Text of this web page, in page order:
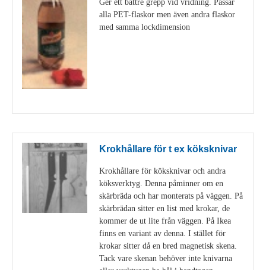
alla PET-flaskor men även andra flaskor
med samma lockdimension
Krokhållare för t ex köksknivar
Krokhållare för köksknivar och andra
köksverktyg. Denna påminner om en
skärbräda och har monterats på väggen. På
skärbrädan sitter en list med krokar, de
kommer de ut lite från väggen. På Ikea
finns en variant av denna. I stället för
krokar sitter då en bred magnetisk skena.
Tack vare skenan behöver inte knivarna